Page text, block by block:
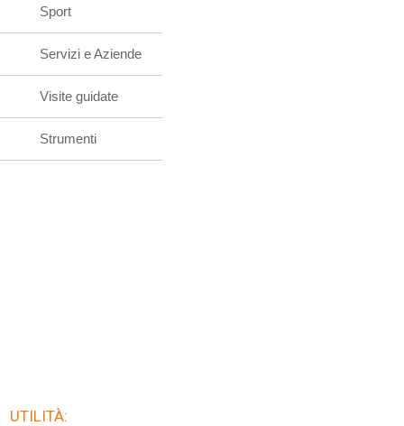
Sport
Servizi e Aziende
Visite guidate
Strumenti
UTILITÀ: